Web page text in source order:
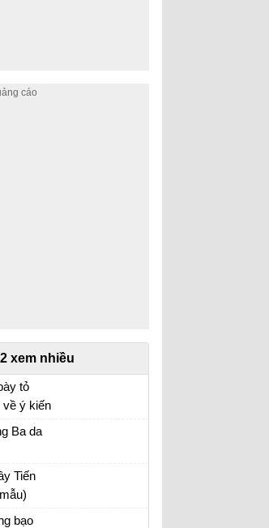
xem nhiều
tỏ
về ý kiến
bơ-ruy-
cao
cho ta
và
Ba da
Ba da hàng thịt - Văn
Tiến
mẫu 12
bạo